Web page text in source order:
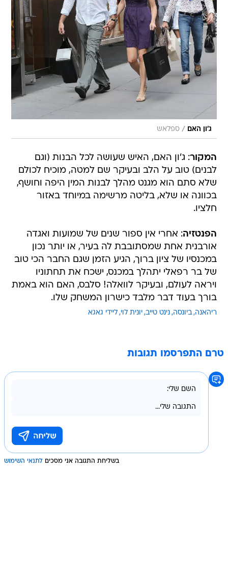
ג'ון האם / ספלאש
המקור: ג'ון האם, האיש שעושה לכל הבנות (וגם
לבנים) טוב על הלב ובעיקר שם למטה, מוכיח לכולם
שלא סתם הוא מגנט מהלך לבנות המין היפה וחושף,
בכוונה או שלא, בליטה מרשימה במיוחד באזור
חלציו.
הפנטזיה: אחרי אין ספור שנים של שמועות ואגדה
אורבנית אחת שמסתובבת לה בעיר, או יותר נכון
במכנסיו של ציון ברוך, הגיע הזמן שגם החבר הכי טוב
של בר רפאלי יתהלך במכנס, ישכח את תחתוניו
ויראה לעולם, ובעיקר לוואלה! סלבס, האם הוא באמת
בורך בעוד דבר מלבד כישרון המשחק שלו.
ריהאנה ביונסה נינט טייב יונית לוי ליידי גאגא
טרם התפרסמו תגובות
בשליחת התגובה אני מסכים לתנאי השימוש